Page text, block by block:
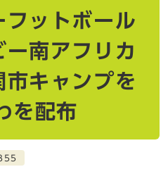
フットボール
南アフリカ
キャンプを
を配布